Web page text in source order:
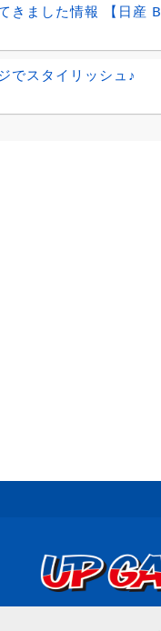
きました情報 【日産
でスタイリッシュ♪